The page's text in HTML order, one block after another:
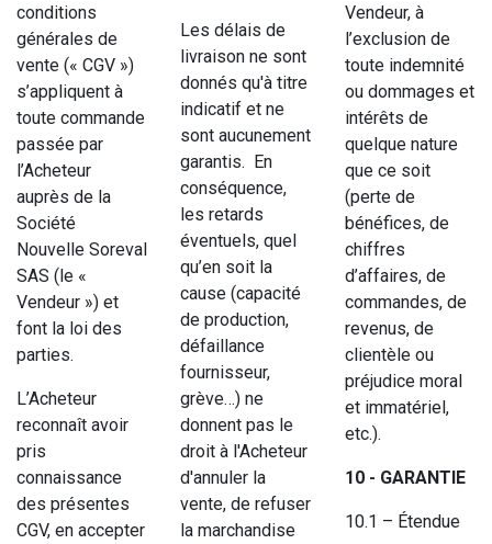
conditions
générales de
vente (« CGV »)
s’appliquent à
toute commande
passée par
l’Acheteur
auprès de la
Société
Nouvelle Soreval
SAS (le «
Vendeur ») et
font la loi des
parties.
L’Acheteur
reconnaît avoir
pris
connaissance
des présentes
CGV, en accepter
Les délais de
livraison ne sont
donnés qu'à titre
indicatif et ne
sont aucunement
garantis. En
conséquence,
les retards
éventuels, quel
qu’en soit la
cause (capacité
de production,
défaillance
fournisseur,
grève…) ne
donnent pas le
droit à l'Acheteur
d'annuler la
vente, de refuser
la marchandise
Vendeur, à
l’exclusion de
toute indemnité
ou dommages et
intérêts de
quelque nature
que ce soit
(perte de
bénéfices, de
chiffres
d’affaires, de
commandes, de
revenus, de
clientèle ou
préjudice moral
et immatériel,
etc.).
10 - GARANTIE
10.1 – Étendue